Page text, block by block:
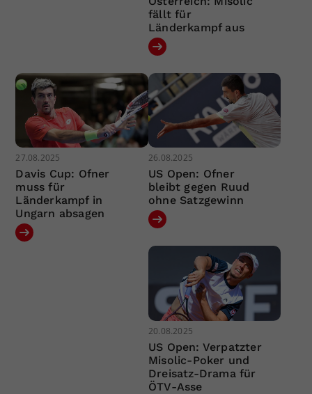
fällt für
Länderkampf aus
27.08.2025
Davis Cup: Ofner
muss für
Länderkampf in
Ungarn absagen
26.08.2025
US Open: Ofner
bleibt gegen Ruud
ohne Satzgewinn
20.08.2025
US Open: Verpatzter
Misolic-Poker und
Dreisatz-Drama für
ÖTV-Asse